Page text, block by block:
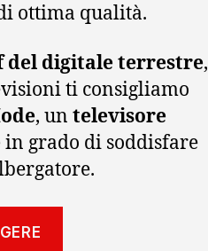
ottima qualità.
del digitale terrestre,
ti consigliamo
, un televisore
in grado di soddisfare